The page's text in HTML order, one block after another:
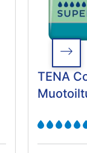
TENA